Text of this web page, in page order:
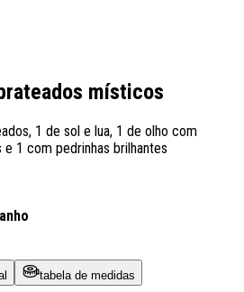
místicos
1 de sol e lua, 1 de olho com
1 com pedrinhas brilhantes
tabela de medidas